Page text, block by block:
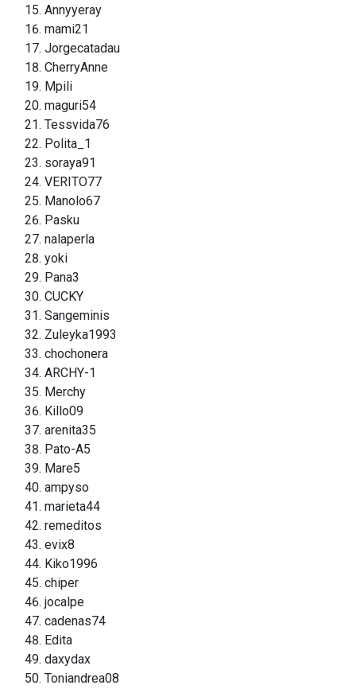
Annyyeray
mami21
Jorgecatadau
CherryAnne
Mpili
maguri54
Tessvida76
Polita_1
soraya91
VERITO77
Manolo67
Pasku
nalaperla
yoki
Pana3
CUCKY
Sangeminis
Zuleyka1993
chochonera
ARCHY-1
Merchy
Killo09
arenita35
Pato-A5
Mare5
ampyso
marieta44
remeditos
evix8
Kiko1996
chiper
jocalpe
cadenas74
Edita
daxydax
Toniandrea08